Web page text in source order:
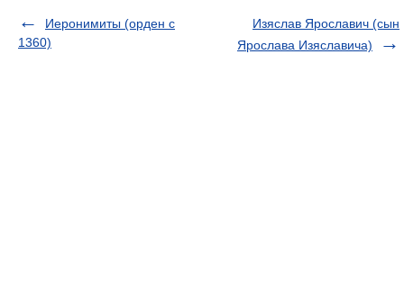
Иеронимиты (орден с
1360)
Изяслав Ярославич (сын
Ярослава Изяславича)